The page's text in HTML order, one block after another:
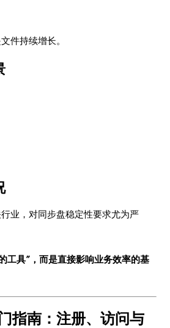
件持续增长。
业，对同步盘稳定性要求尤为严
工具”，而是直接影响业务效率的基
指南：注册、访问与